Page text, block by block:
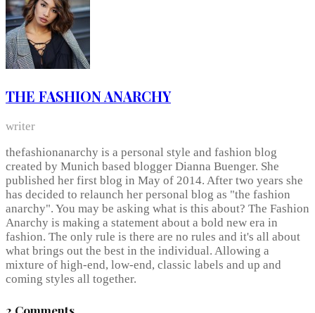
THE FASHION ANARCHY
writer
thefashionanarchy is a personal style and fashion blog
created by Munich based blogger Dianna Buenger. She
published her first blog in May of 2014. After two years she
has decided to relaunch her personal blog as "the fashion
anarchy". You may be asking what is this about? The Fashion
Anarchy is making a statement about a bold new era in
fashion. The only rule is there are no rules and it's all about
what brings out the best in the individual. Allowing a
mixture of high-end, low-end, classic labels and up and
coming styles all together.